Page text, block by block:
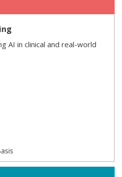
AI in clinical and real-world